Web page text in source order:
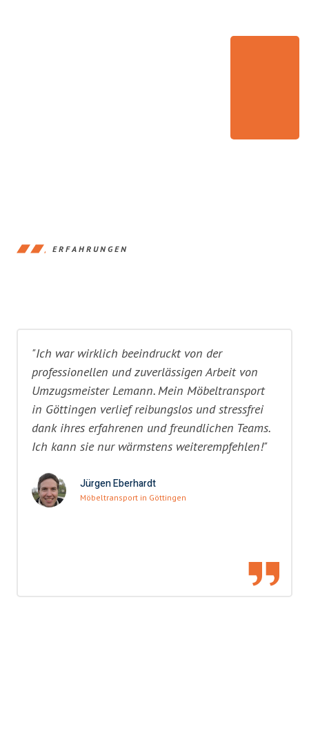
ERFAHRUNGEN
"Ich war wirklich beeindruckt von der
professionellen und zuverlässigen Arbeit von
Umzugsmeister Lemann. Mein Möbeltransport
in Göttingen verlief reibungslos und stressfrei
dank ihres erfahrenen und freundlichen Teams.
Ich kann sie nur wärmstens weiterempfehlen!"
Jürgen Eberhardt
Möbeltransport in Göttingen